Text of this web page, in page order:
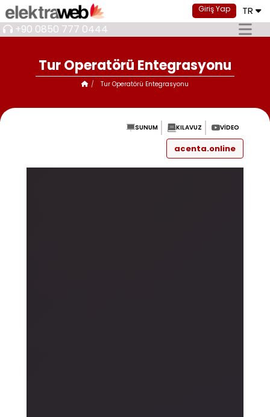
Giriş Yap TR
+90 0850 777 0444
Tur Operatörü Entegrasyonu
Tur Operatörü Entegrasyonu
SUNUM KILAVUZ VIDEO
acenta.online